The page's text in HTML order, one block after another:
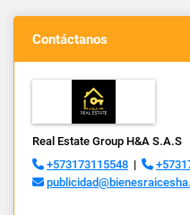
Contáctanos
Real Estate Group H&A S.A.S
+573173115548 |